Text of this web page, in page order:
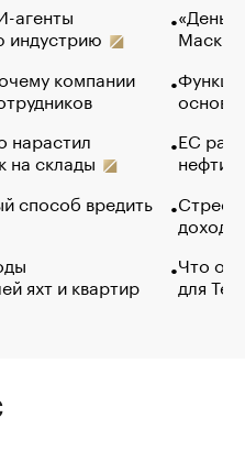
агенты
индустрию
компании
нарастил
на склады
способ вредить
яхт и квартир
Маск в
основ
ЕС
нефти
Что
для